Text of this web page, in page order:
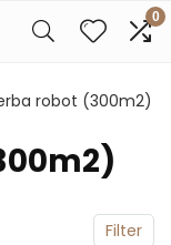
0
robot (300m2)
Filter